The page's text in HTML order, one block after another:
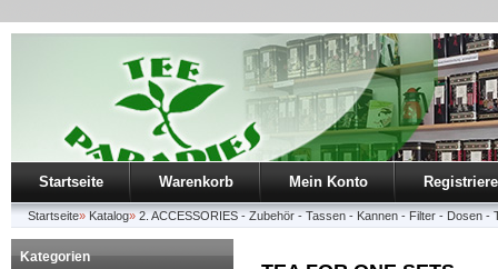
Startseite Warenkorb Mein Konto
Startseite» Katalog» 2. ACCESSORIES - Zubehör - Tassen - Kannen - Filter - Dosen -
Kategorien